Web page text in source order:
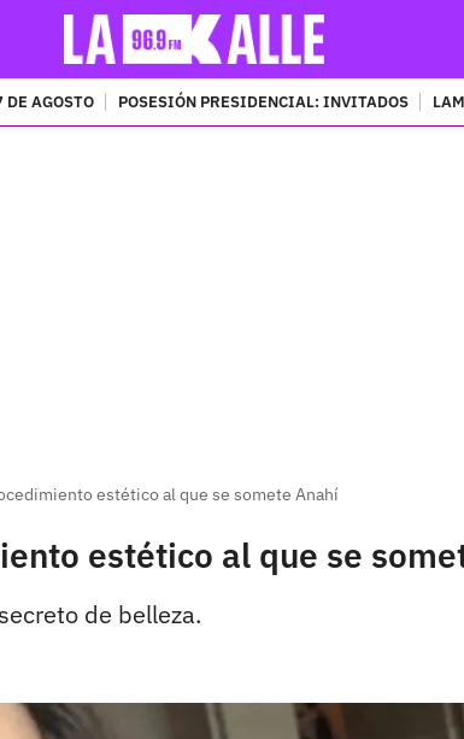
DE AGOSTO POSESIÓN PRESIDENCIAL: INVITADOS
estético al que se somete Anahí
estético al que se
de belleza.